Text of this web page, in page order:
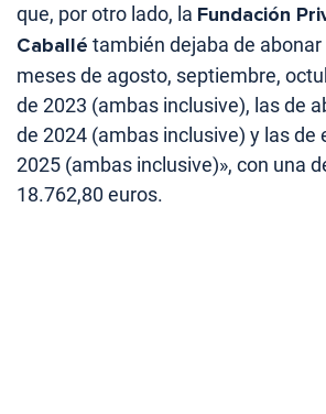
que, por otro lado, la Fundación
Caballé también dejaba de abonar
meses de agosto, septiembre,
de 2023 (ambas inclusive), las de
de 2024 (ambas inclusive) y las de
2025 (ambas inclusive)», con una
18.762,80 euros.